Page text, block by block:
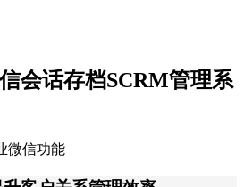
会话存档SCRM管理系
微信功能